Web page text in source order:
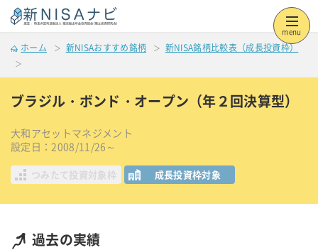
menu
ホーム 新NISAおすすめ銘柄 新NISA銘柄比較表（成長投資枠）
ブラジル・ボンド・オープン（年２回決算型）
大和アセットマネジメント
設定日：2008/11/26～
つみたて投資対象枠 成長投資枠対象
過去の実績